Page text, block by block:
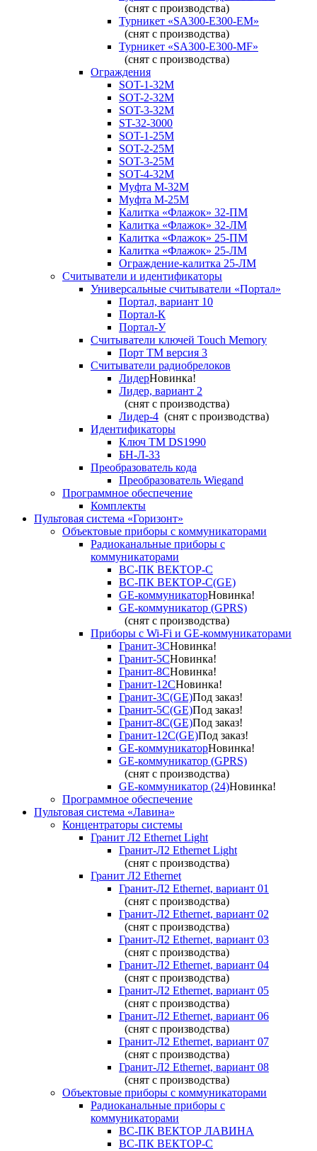
(снят с производства)
Турникет «SA300-Е300-EM»
(снят с производства)
Турникет «SA300-Е300-MF»
(снят с производства)
Ограждения
SOT-1-32М
SOT-2-32М
SOT-3-32М
ST-32-3000
SOT-1-25М
SOT-2-25М
SOT-3-25М
SOT-4-32M
Муфта M-32М
Муфта M-25М
Калитка «Флажок» 32-ПМ
Калитка «Флажок» 32-ЛМ
Калитка «Флажок» 25-ПМ
Калитка «Флажок» 25-ЛМ
Ограждение-калитка 25-ЛМ
Считыватели и идентификаторы
Универсальные считыватели «Портал»
Портал, вариант 10
Портал-К
Портал-У
Считыватели ключей Touch Memory
Порт TM версия 3
Считыватели радиобрелоков
ЛидерНовинка!
Лидер, вариант 2
(снят с производства)
Лидер-4 (снят с производства)
Идентификаторы
Ключ TM DS1990
БН-Л-33
Преобразователь кода
Преобразователь Wiegand
Программное обеспечение
Комплекты
Пультовая система «Горизонт»
Объектовые приборы с коммуникаторами
Радиоканальные приборы с
коммуникаторами
ВС-ПК ВЕКТОР-С
ВС-ПК ВЕКТОР-С(GE)
GE-коммуникаторНовинка!
GE-коммуникатор (GPRS)
(снят с производства)
Приборы с Wi-Fi и GE-коммуникаторами
Гранит-3СНовинка!
Гранит-5СНовинка!
Гранит-8СНовинка!
Гранит-12СНовинка!
Гранит-3С(GE)Под заказ!
Гранит-5С(GE)Под заказ!
Гранит-8С(GE)Под заказ!
Гранит-12С(GE)Под заказ!
GE-коммуникаторНовинка!
GE-коммуникатор (GPRS)
(снят с производства)
GE-коммуникатор (24)Новинка!
Программное обеспечение
Пультовая система «Лавина»
Концентраторы системы
Гранит Л2 Ethernet Light
Гранит-Л2 Ethernet Light
(снят с производства)
Гранит Л2 Ethernet
Гранит-Л2 Ethernet, вариант 01
(снят с производства)
Гранит-Л2 Ethernet, вариант 02
(снят с производства)
Гранит-Л2 Ethernet, вариант 03
(снят с производства)
Гранит-Л2 Ethernet, вариант 04
(снят с производства)
Гранит-Л2 Ethernet, вариант 05
(снят с производства)
Гранит-Л2 Ethernet, вариант 06
(снят с производства)
Гранит-Л2 Ethernet, вариант 07
(снят с производства)
Гранит-Л2 Ethernet, вариант 08
(снят с производства)
Объектовые приборы с коммуникаторами
Радиоканальные приборы с
коммуникаторами
ВС-ПК ВЕКТОР ЛАВИНА
ВС-ПК ВЕКТОР-С